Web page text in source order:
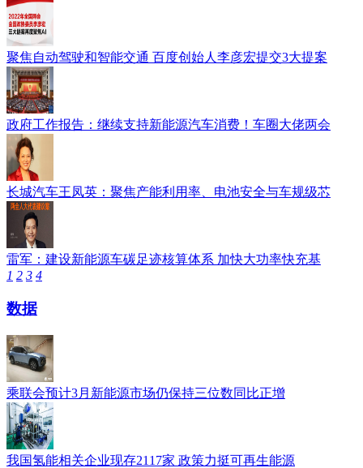
聚焦自动驾驶和智能交通 百度创始人李彦宏提交3大提案
政府工作报告：继续支持新能源汽车消费！车圈大佬两会
长城汽车王凤英：聚焦产能利用率、电池安全与车规级芯
雷军：建设新能源车碳足迹核算体系 加快大功率快充基
1 2 3 4
数据
乘联会预计3月新能源市场仍保持三位数同比正增
我国氢能相关企业现存2117家 政策力挺可再生能源